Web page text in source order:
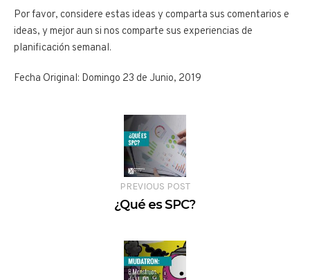
Por favor, considere estas ideas y comparta sus comentarios e
ideas, y mejor aun si nos comparte sus experiencias de
planificación semanal.
Fecha Original: Domingo 23 de Junio, 2019
PREVIOUS POST
¿Qué es SPC?